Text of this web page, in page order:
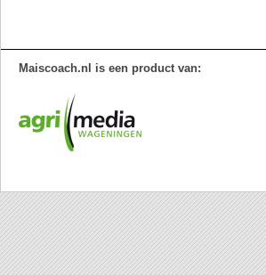
Maiscoach.nl is een product van: